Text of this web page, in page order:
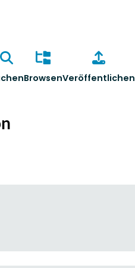
BrowsenVeröffentlichen